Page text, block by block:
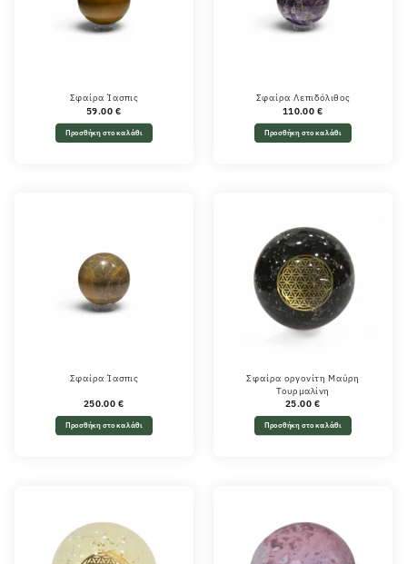
Σφαίρα Ίασπις
59.00 €
Προσθήκη στο καλάθι
Σφαίρα Λεπιδόλιθος
110.00 €
Προσθήκη στο καλάθι
Σφαίρα Ίασπις
250.00 €
Προσθήκη στο καλάθι
Σφαίρα οργονίτη Μαύρη
Τουρμαλίνη
25.00 €
Προσθήκη στο καλάθι